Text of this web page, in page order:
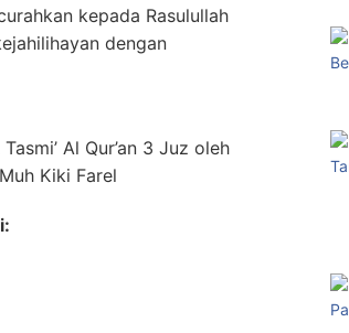
kepada Rasulullah
dengan
Al Qur’an 3 Juz oleh
Kiki Farel